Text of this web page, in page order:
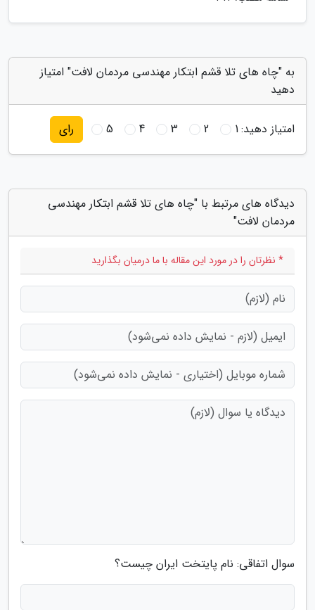
به "چاه های تلا قشم ابتکار مهندسی مردمان لافت" امتیاز
دهید
امتیاز دهید:1
2
3
4
5 رای
دیدگاه های مرتبط با "چاه های تلا قشم ابتکار مهندسی
مردمان لافت"
* نظرتان را در مورد این مقاله با ما درمیان بگذارید
سوال اتفاقی: نام پایتخت ایران چیست؟